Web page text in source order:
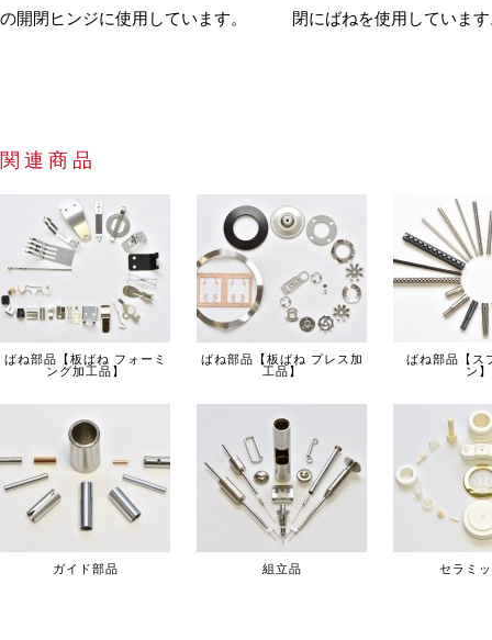
の開閉ヒンジに使用しています。
閉にばねを使用していま
関連商品
ばね部品【板ばね フォーミ
ング加工品】
ばね部品【板ばね プレス加
工品】
ばね部品【ス
ン】
ガイド部品 組立品 セラミ